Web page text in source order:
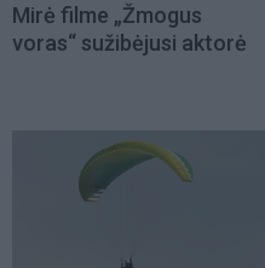
Mirė filme „Žmogus
voras“ sužibėjusi aktorė